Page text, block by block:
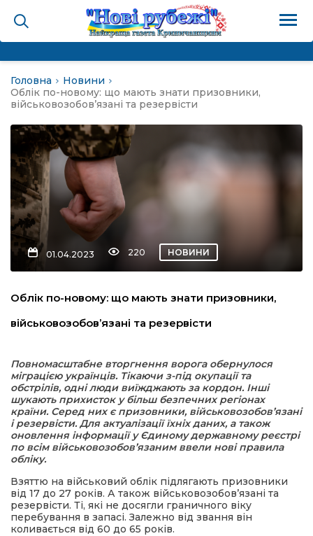
громада
не буває
Відповідаємо
Головна
Новини
Облік по-новому: що мають знати призовники,
військовозобов’язані та резервісти
01.04.2023 220 НОВИНИ
Облік по-новому: що мають знати призовники,
військовозобов’язані та резервісти
Повномасштабне вторгнення ворога обернулося
міграцією українців. Тікаючи з-під окупації та
обстрілів, одні люди виїжджають за кордон. Інші
шукають прихисток у більш безпечних регіонах
країни. Серед них є призовники, військовозобов’язані
і резервісти. Для актуалізації їхніх даних, а також
оновлення інформації у Єдиному державному реєстрі
по всім військовозобов’язаним ввели нові правила
обліку.
Взяттю на військовий облік підлягають призовники
від 17 до 27 років. А також військовозобов’язані та
резервісти. Ті, які не досягли граничного віку
перебування в запасі. Залежно від звання він
коливається від 60 до 65 років.